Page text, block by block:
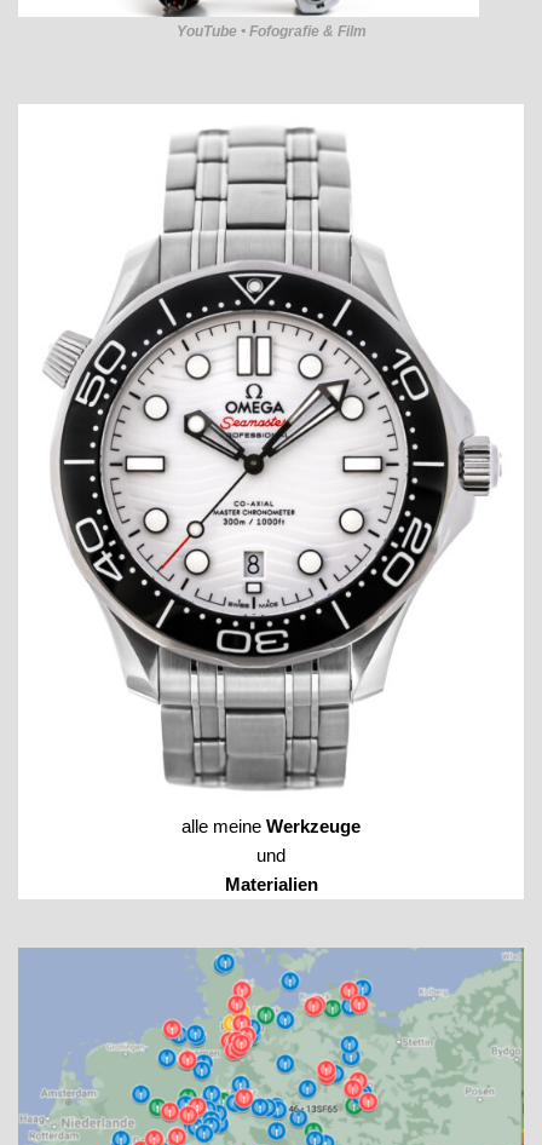
YouTube • Fofografie & Film
alle meine Werkzeuge
und
Materialien